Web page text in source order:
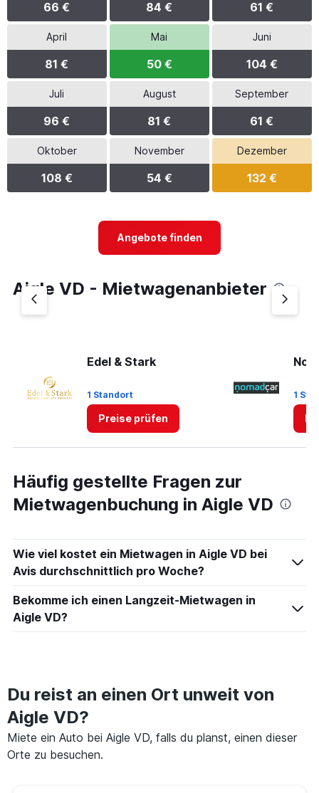
66 € 84 € 61 €
April
81 €
Mai
50 €
Juni
104 €
Juli
96 €
August
81 €
September
61 €
Oktober
108 €
November
54 €
Dezember
132 €
Angebote finden
Aigle VD - Mietwagenanbieter
Edel & Stark
1 Standort
Preise prüfen
1
Häufig gestellte Fragen zur
Mietwagenbuchung in Aigle VD
Wie viel kostet ein Mietwagen in Aigle VD bei
Avis durchschnittlich pro Woche?
Bekomme ich einen Langzeit-Mietwagen in
Aigle VD?
Du reist an einen Ort unweit von
Aigle VD?
Miete ein Auto bei Aigle VD, falls du planst, einen dieser
Orte zu besuchen.